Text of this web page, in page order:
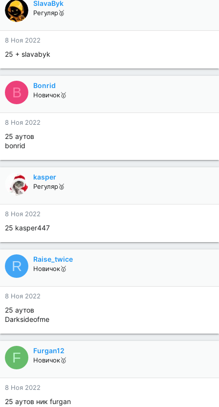
SlavaByk
Регуляр🥈
8 Ноя 2022
25 + slavabyk
B Bonrid
Новичок🥇
8 Ноя 2022
25 аутов
bonrid
kasper
Регуляр🥈
8 Ноя 2022
25 kasper447
R Raise_twice
Новичок🥇
8 Ноя 2022
25 аутов
Darksideofme
F Furgan12
Новичок🥇
8 Ноя 2022
25 аутов ник furgan